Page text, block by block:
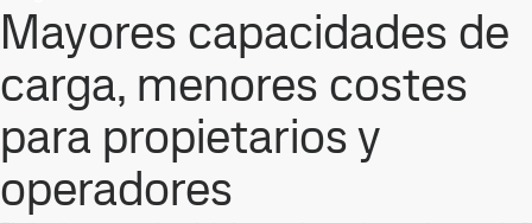
Mayores capacidades de
carga, menores costes
para propietarios y
operadores